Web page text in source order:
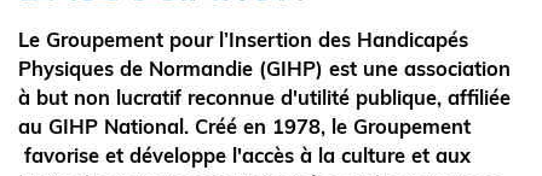
Le Groupement pour l’Insertion des Handicapés
Physiques de Normandie (GIHP) est une association
à but non lucratif reconnue d'utilité publique, affiliée
au GIHP National. Créé en 1978, le Groupement
favorise et développe l'accès à la culture et aux